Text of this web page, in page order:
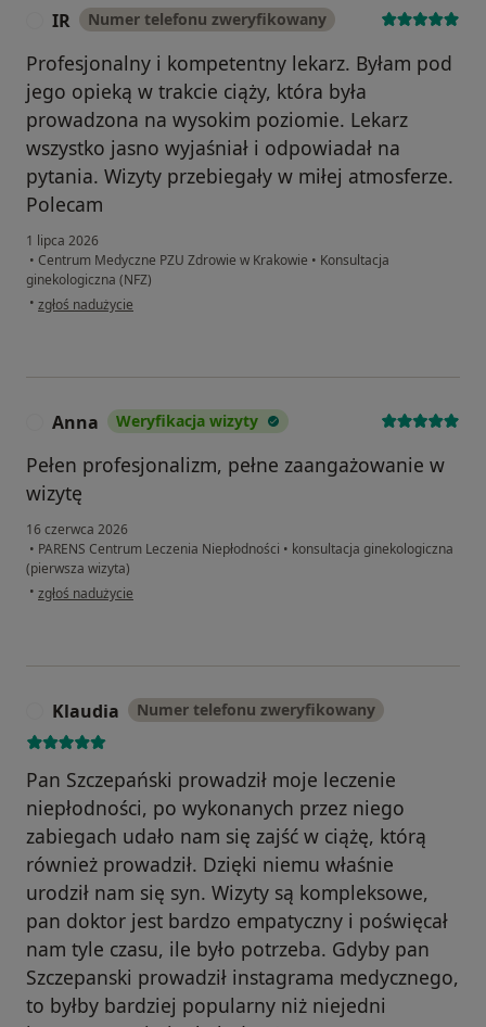
IR Numer telefonu zweryfikowany
Profesjonalny i kompetentny lekarz. Byłam pod
jego opieką w trakcie ciąży, która była
prowadzona na wysokim poziomie. Lekarz
wszystko jasno wyjaśniał i odpowiadał na
pytania. Wizyty przebiegały w miłej atmosferze.
Polecam
1 lipca 2026
• Centrum Medyczne PZU Zdrowie w Krakowie • Konsultacja
ginekologiczna (NFZ)
• w opinii użytkownika IR
zgłoś nadużycie
Anna Weryfikacja wizyty
Pełen profesjonalizm, pełne zaangażowanie w
wizytę
16 czerwca 2026
• PARENS Centrum Leczenia Niepłodności • konsultacja ginekologiczna
(pierwsza wizyta)
• w opinii użytkownika Anna
zgłoś nadużycie
Klaudia Numer telefonu zweryfikowany
Pan Szczepański prowadził moje leczenie
niepłodności, po wykonanych przez niego
zabiegach udało nam się zajść w ciążę, którą
również prowadził. Dzięki niemu właśnie
urodził nam się syn. Wizyty są kompleksowe,
pan doktor jest bardzo empatyczny i poświęcał
nam tyle czasu, ile było potrzeba. Gdyby pan
Szczepanski prowadził instagrama medycznego,
to byłby bardziej popularny niż niejedni